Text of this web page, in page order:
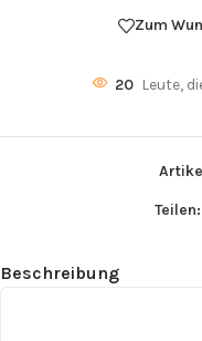
Zum
20 Leute,
Teilen:
Beschreibung